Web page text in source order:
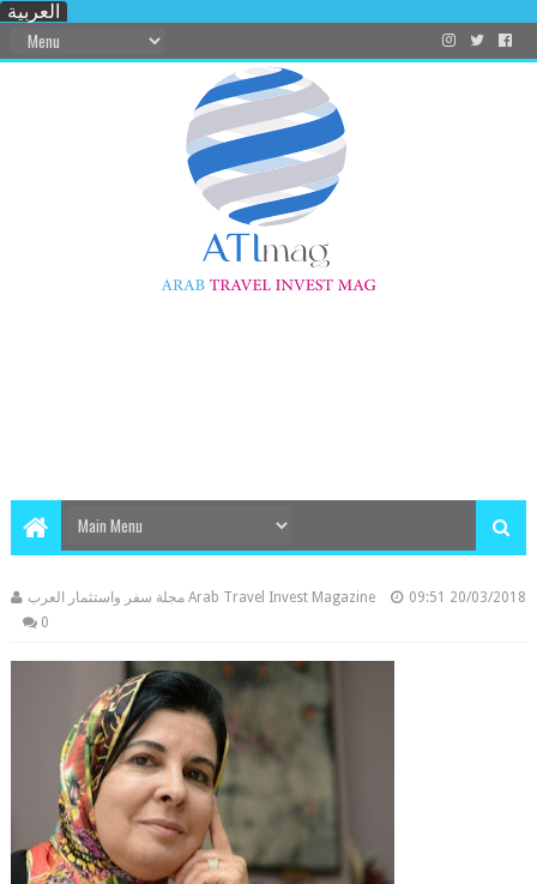
العربية
مجلة سفر واستثمار العرب Arab Travel Invest Magazine 09:51 20/03/2018
0